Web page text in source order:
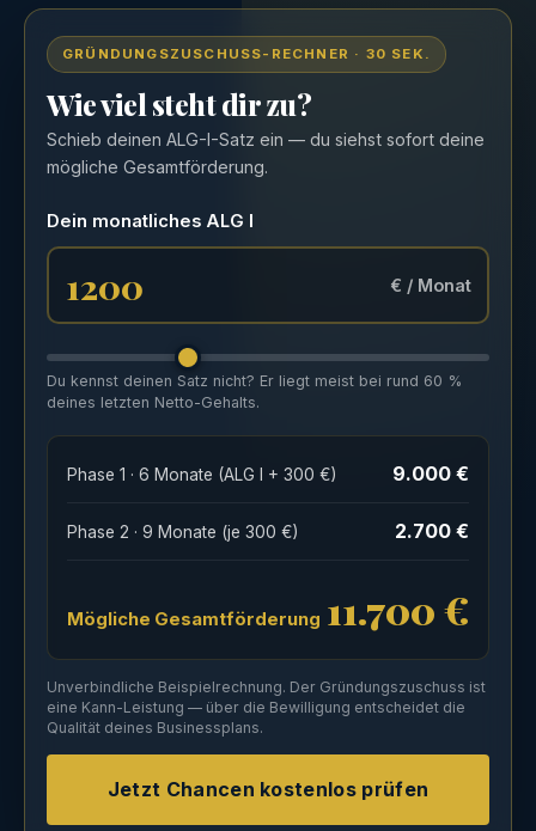
GRÜNDUNGSZUSCHUSS-RECHNER · 30 SEK.
Wie viel steht dir zu?
Schieb deinen ALG-I-Satz ein — du siehst sofort deine
mögliche Gesamtförderung.
Dein monatliches ALG I
€ / Monat
Du kennst deinen Satz nicht? Er liegt meist bei rund 60 %
deines letzten Netto-Gehalts.
Phase 1 · 6 Monate (ALG I + 300 €) 9.000 €
Phase 2 · 9 Monate (je 300 €) 2.700 €
Mögliche Gesamtförderung 11.700 €
Unverbindliche Beispielrechnung. Der Gründungszuschuss ist
eine Kann-Leistung — über die Bewilligung entscheidet die
Qualität deines Businessplans.
Jetzt Chancen kostenlos prüfen